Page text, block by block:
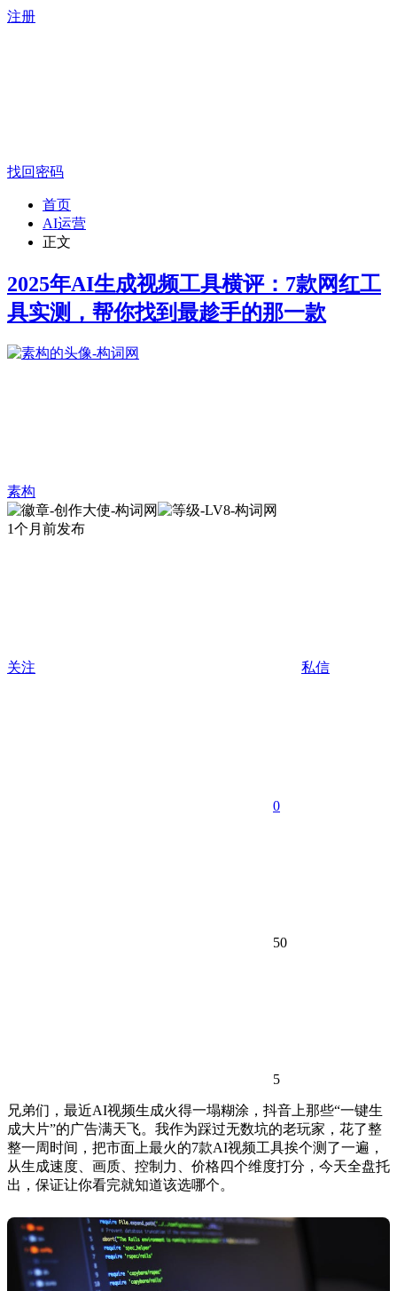
注册
找回密码
首页
AI运营
正文
2025年AI生成视频工具横评：7款网红工
具实测，帮你找到最趁手的那一款
素构
1个月前发布
关注 私信
0
50
5
兄弟们，最近AI视频生成火得一塌糊涂，抖音上那些“一键生
成大片”的广告满天飞。我作为踩过无数坑的老玩家，花了整
整一周时间，把市面上最火的7款AI视频工具挨个测了一遍，
从生成速度、画质、控制力、价格四个维度打分，今天全盘托
出，保证让你看完就知道该选哪个。